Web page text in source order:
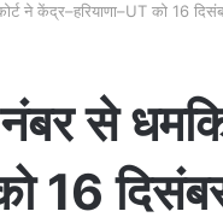
ने केंद्र–हरियाणा–UT को 16
से
16